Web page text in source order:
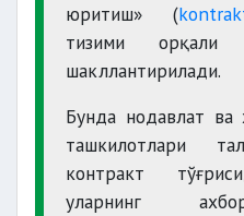
юритиш» (
тизими орқали
шакллантирилади.
Бунда нодавлат
ташкилотлари
контракт
уларнинг